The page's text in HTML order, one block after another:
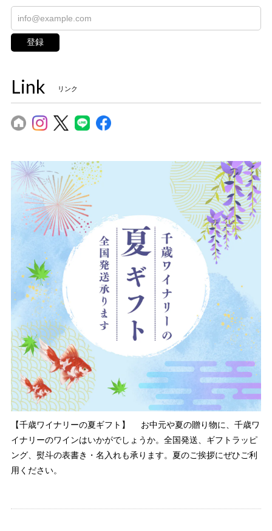
登録
Link リンク
【千歳ワイナリーの夏ギフト】 お中元や夏の贈り物に、千歳ワ
イナリーのワインはいかがでしょうか。全国発送、ギフトラッピ
ング、熨斗の表書き・名入れも承ります。夏のご挨拶にぜひご利
用ください。